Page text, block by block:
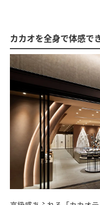
カカオを全身で体感で